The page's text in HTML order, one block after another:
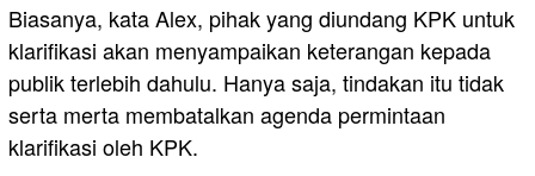
Biasanya, kata Alex, pihak yang diundang KPK untuk
klarifikasi akan menyampaikan keterangan kepada
publik terlebih dahulu. Hanya saja, tindakan itu tidak
serta merta membatalkan agenda permintaan
klarifikasi oleh KPK.